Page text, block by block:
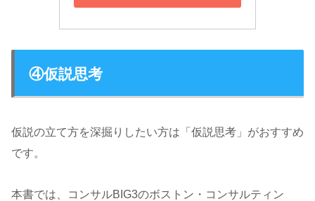
④仮説思考
仮説の立て方を深掘りしたい方は「仮説思考」がおすすめ
です。
本書では、コンサルBIG3のボストン・コンサルティン